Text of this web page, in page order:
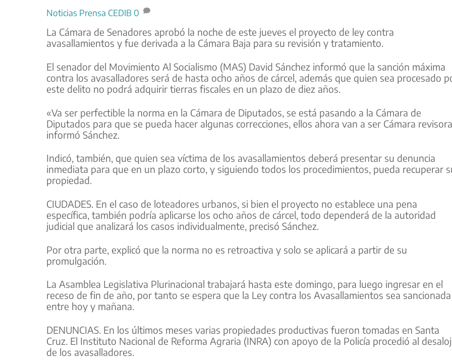
Noticias Prensa CEDIB 0
La Cámara de Senadores aprobó la noche de este jueves el proyecto de ley contra
avasallamientos y fue derivada a la Cámara Baja para su revisión y tratamiento.
El senador del Movimiento Al Socialismo (MAS) David Sánchez informó que la sanción máxima
contra los avasalladores será de hasta ocho años de cárcel, además que quien sea procesado
este delito no podrá adquirir tierras fiscales en un plazo de diez años.
«Va ser perfectible la norma en la Cámara de Diputados, se está pasando a la Cámara de
Diputados para que se pueda hacer algunas correcciones, ellos ahora van a ser Cámara
informó Sánchez.
Indicó, también, que quien sea víctima de los avasallamientos deberá presentar su denuncia
inmediata para que en un plazo corto, y siguiendo todos los procedimientos, pueda recuperar
propiedad.
CIUDADES. En el caso de loteadores urbanos, si bien el proyecto no establece una pena
específica, también podría aplicarse los ocho años de cárcel, todo dependerá de la autoridad
judicial que analizará los casos individualmente, precisó Sánchez.
Por otra parte, explicó que la norma no es retroactiva y solo se aplicará a partir de su
promulgación.
La Asamblea Legislativa Plurinacional trabajará hasta este domingo, para luego ingresar en el
receso de fin de año, por tanto se espera que la Ley contra los Avasallamientos sea sancionada
entre hoy y mañana.
DENUNCIAS. En los últimos meses varias propiedades productivas fueron tomadas en Santa
Cruz. El Instituto Nacional de Reforma Agraria (INRA) con apoyo de la Policía procedió al
de los avasalladores.